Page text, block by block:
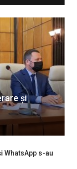
și
WhatsApp s-au